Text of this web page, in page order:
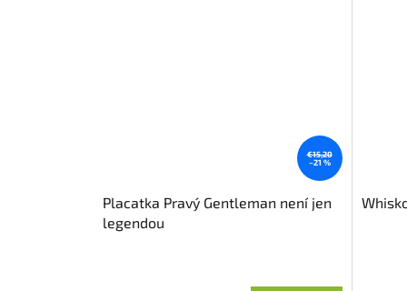
€15,20
–21 %
Placatka Pravý Gentleman není jen
legendou